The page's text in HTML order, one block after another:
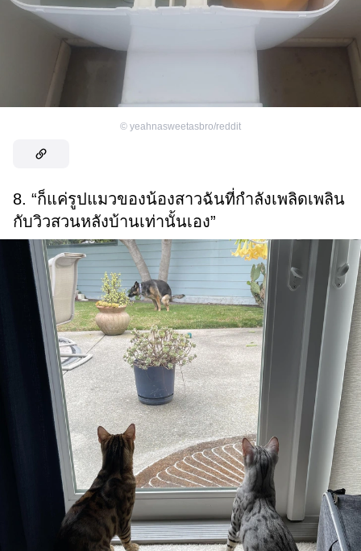
© yeahnasweetasbro/reddit
8. “ก็แค่รูปแมวของน้องสาวฉันที่กำลังเพลิดเพลิน
กับวิวสวนหลังบ้านเท่านั้นเอง”